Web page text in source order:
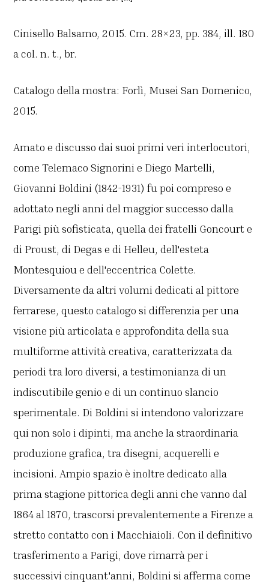
Cinisello Balsamo, 2015. Cm. 28×23, pp. 384, ill. 180
a col. n. t., br.
Catalogo della mostra: Forlì, Musei San Domenico,
2015.
Amato e discusso dai suoi primi veri interlocutori,
come Telemaco Signorini e Diego Martelli,
Giovanni Boldini (1842-1931) fu poi compreso e
adottato negli anni del maggior successo dalla
Parigi più sofisticata, quella dei fratelli Goncourt e
di Proust, di Degas e di Helleu, dell'esteta
Montesquiou e dell'eccentrica Colette.
Diversamente da altri volumi dedicati al pittore
ferrarese, questo catalogo si differenzia per una
visione più articolata e approfondita della sua
multiforme attività creativa, caratterizzata da
periodi tra loro diversi, a testimonianza di un
indiscutibile genio e di un continuo slancio
sperimentale. Di Boldini si intendono valorizzare
qui non solo i dipinti, ma anche la straordinaria
produzione grafica, tra disegni, acquerelli e
incisioni. Ampio spazio è inoltre dedicato alla
prima stagione pittorica degli anni che vanno dal
1864 al 1870, trascorsi prevalentemente a Firenze a
stretto contatto con i Macchiaioli. Con il definitivo
trasferimento a Parigi, dove rimarrà per i
successivi cinquant'anni, Boldini si afferma come